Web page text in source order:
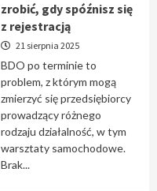
zrobić, gdy spóźnisz się
z rejestracją
21 sierpnia 2025
BDO po terminie to
problem, z którym mogą
zmierzyć się przedsiębiorcy
prowadzący różnego
rodzaju działalność, w tym
warsztaty samochodowe.
Brak...